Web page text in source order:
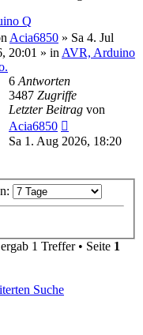
Q
Acia6850 » Sa 4. Jul
20:01 » in AVR, Arduino
6 Antworten
3487 Zugriffe
Letzter Beitrag von
Acia6850
Sa 1. Aug 2026, 18:20
1 Treffer • Seite 1
Suche